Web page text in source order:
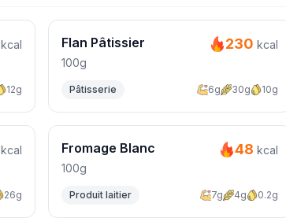
kcal
12g
Flan Pâtissier
100g
230 kcal
Pâtisserie 6g 30g 10g
kcal
26g
Fromage Blanc
100g
48 kcal
Produit laitier 7g 4g 0.2g